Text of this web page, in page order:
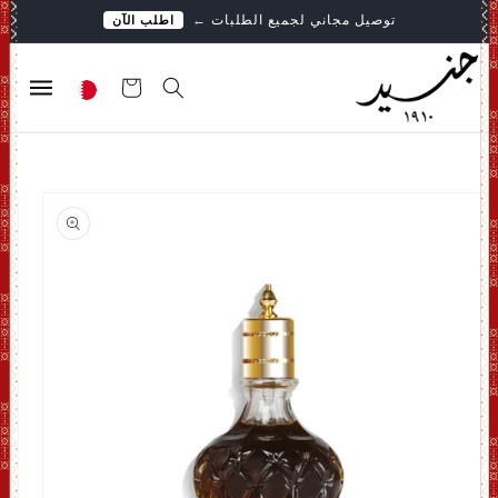
المحتوى
توصيل مجاني لجميع الطلبات ← اطلب الآن
التسوق